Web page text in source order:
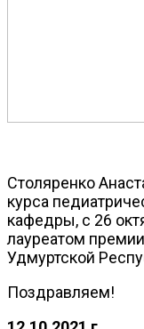
Столяренко
курса
кафедры, с 26
лауреатом
Удмуртской
Поздравляем!